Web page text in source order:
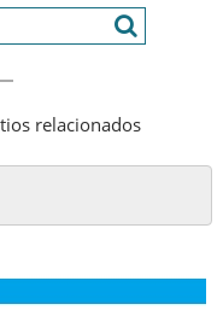
relacionados